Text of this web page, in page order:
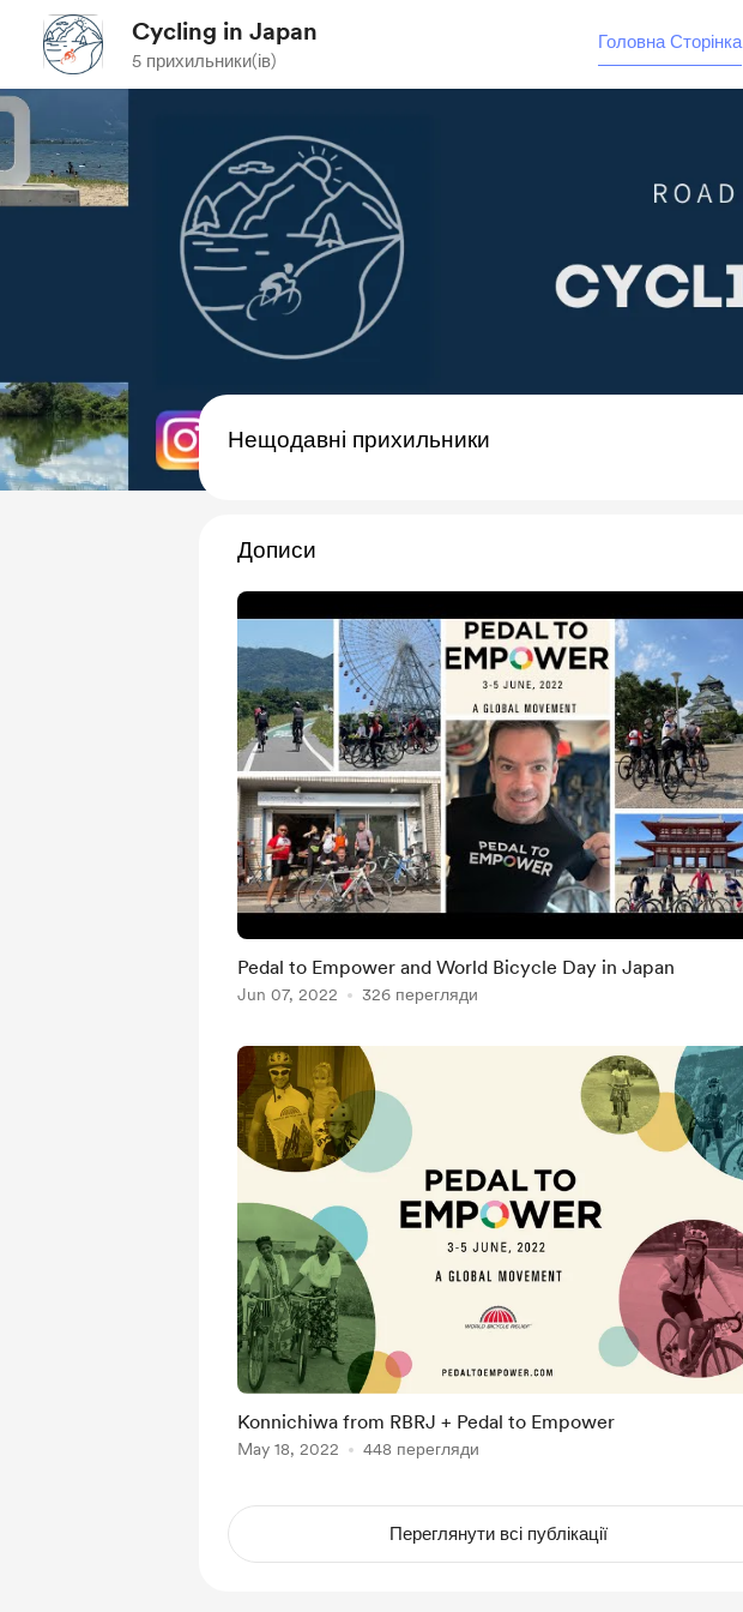
Cycling in Japan
5 прихильники(ів)
Головна Сторінка
Нещодавні прихильники
Дописи
Pedal to Empower and World Bicycle Day in Japan
Jun 07, 2022 326 перегляди
Konnichiwa from RBRJ + Pedal to Empower
May 18, 2022 448 перегляди
Переглянути всі публікації